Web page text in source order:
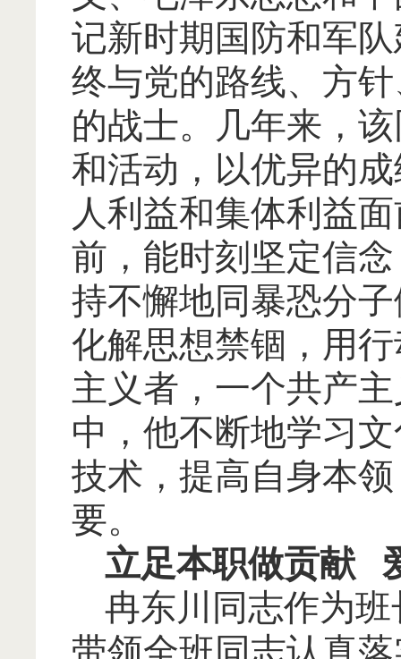
记新时期国防和军
终与党的路线、方
的战士。几年来，
和活动，以优异的
人利益和集体利益
前，能时刻坚定信
持不懈地同暴恐分
化解思想禁锢，用
主义者，一个共产
中，他不断地学习
技术，提高自身本
要。
立足本职做贡献
冉东川同志作为